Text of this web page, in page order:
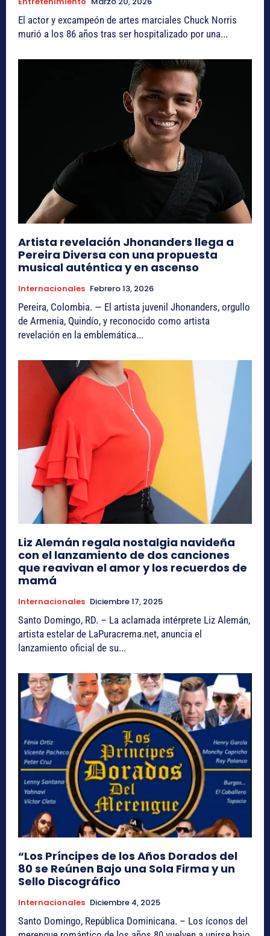
El actor y excampeón de artes marciales Chuck Norris
murió a los 86 años tras ser hospitalizado por una...
Artista revelación Jhonanders llega a
Pereira Diversa con una propuesta
musical auténtica y en ascenso
Internacionales Febrero 13, 2026
Pereira, Colombia. — El artista juvenil Jhonanders, orgullo
de Armenia, Quindío, y reconocido como artista
revelación en la emblemática...
Liz Alemán regala nostalgia navideña
con el lanzamiento de dos canciones
que reavivan el amor y los recuerdos de
mamá
Internacionales Diciembre 17, 2025
Santo Domingo, RD. – La aclamada intérprete Liz Alemán,
artista estelar de LaPuracrema.net, anuncia el
lanzamiento oficial de su...
“Los Príncipes de los Años Dorados del
80 se Reúnen Bajo una Sola Firma y un
Sello Discográfico
Internacionales Diciembre 4, 2025
Santo Domingo, República Dominicana. – Los íconos del